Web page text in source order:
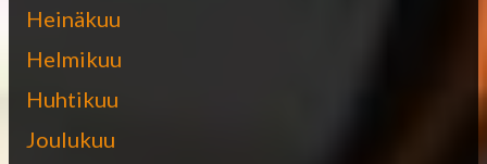
Heinäkuu
Helmikuu
Huhtikuu
Joulukuu